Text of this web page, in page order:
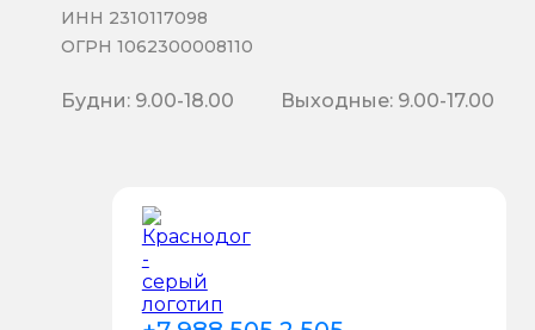
ИНН 2310117098
ОГРН 1062300008110
Будни: 9.00-18.00 Выходные: 9.00-17.00